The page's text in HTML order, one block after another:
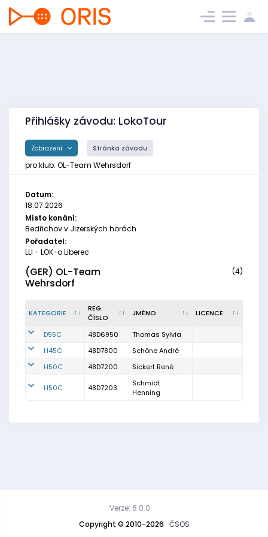
Přihlášky závodu: LokoTour
Zobrazení Stránka závodu
pro klub: OL-Team Wehrsdorf
Datum:
18.07.2026
Místo konání:
Bedřichov v Jizerských horách
Pořadatel:
LLI - LOK-o Liberec
(GER) OL-Team
Wehrsdorf
(4)
KATEGORIE
REG.
ČÍSLO
JMÉNO LICENCE
D55C 48D6950
Thomas Sylvia
H45C
48D7800
Schöne André
H50C
48D7200 Sickert René
H50C 48D7203
Schmidt
Henning
Copyright © 2010-2026 ČSOS
Verze: 6.0.0